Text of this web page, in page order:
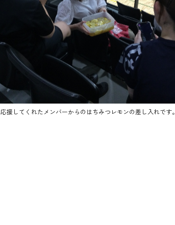
応援してくれたメンバーからのはちみつレモンの差し入れです。